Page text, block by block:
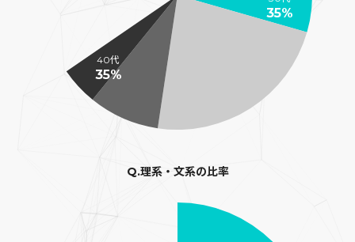
35%
40代
35%
Q.理系・文系の比率